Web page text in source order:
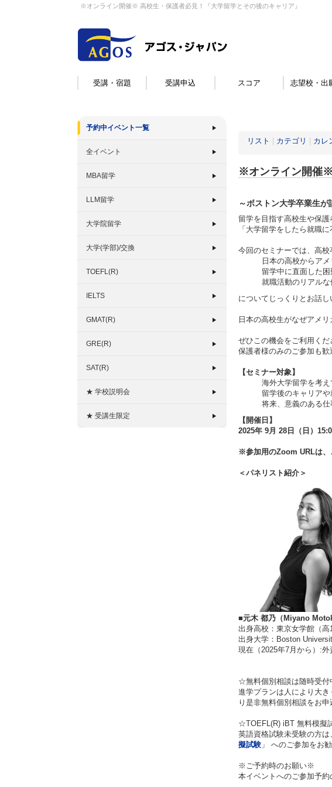
※オンライン開催※ 高校生・保護者必見！『大学留学とその後のキャリア』
受講・宿題 受講申込 スコア 志望校・出
予約中イベント一覧
全イベント
MBA留学
LLM留学
大学院留学
大学(学部)/交換
TOEFL(R)
IELTS
GMAT(R)
GRE(R)
SAT(R)
★ 学校説明会
★ 受講生限定
リスト カテゴリ カレ
※オンライン開催※
～ボストン大学卒業生
留学を目指す高校生や保護
「大学留学をしたら就職
今回のセミナーでは、高
日本の高校からア
留学中に直面した
就職活動のリアル
についてじっくりとお話し
日本の高校生がなぜアメ
ぜひこの機会をご利用くだ
保護者様のみのご参加も歓
【セミナー対象】
海外大学留学を考
留学後のキャリア
将来、意義のある
【開催日】
2025年 9月 28日（日）
※参加用のZoom URLは、
＜パネリスト紹介＞
■元木 都乃（Miyano
出身高校：東京女学館（高
出身大学：Boston
現在（2025年7月から）:
☆無料個別相談は随時受
進学プランは人により大
り是非無料個別相談をお申
☆TOEFL(R) iBT 無料模擬
英語資格試験未受験の方
擬試験 」 へのご参加をお
※ご予約時のお願い※
本イベントへのご参加予